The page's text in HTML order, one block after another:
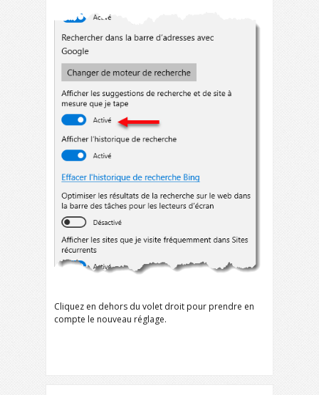
Cliquez en dehors du volet droit pour prendre en
compte le nouveau réglage.